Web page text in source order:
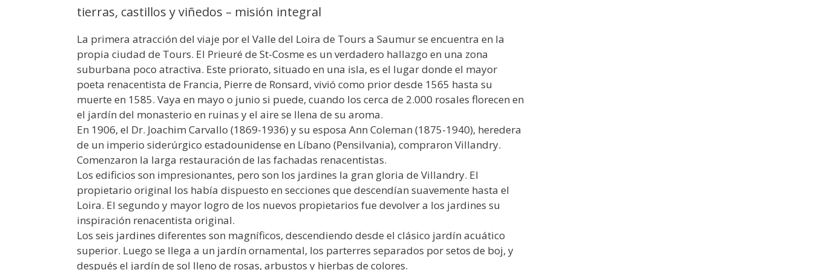
tierras, castillos y viñedos – misión integral
La primera atracción del viaje por el Valle del Loira de Tours a Saumur se encuentra en la
propia ciudad de Tours. El Prieuré de St-Cosme es un verdadero hallazgo en una zona
suburbana poco atractiva. Este priorato, situado en una isla, es el lugar donde el mayor
poeta renacentista de Francia, Pierre de Ronsard, vivió como prior desde 1565 hasta su
muerte en 1585. Vaya en mayo o junio si puede, cuando los cerca de 2.000 rosales florecen en
el jardín del monasterio en ruinas y el aire se llena de su aroma.
En 1906, el Dr. Joachim Carvallo (1869-1936) y su esposa Ann Coleman (1875-1940), heredera
de un imperio siderúrgico estadounidense en Líbano (Pensilvania), compraron Villandry.
Comenzaron la larga restauración de las fachadas renacentistas.
Los edificios son impresionantes, pero son los jardines la gran gloria de Villandry. El
propietario original los había dispuesto en secciones que descendían suavemente hasta el
Loira. El segundo y mayor logro de los nuevos propietarios fue devolver a los jardines su
inspiración renacentista original.
Los seis jardines diferentes son magníficos, descendiendo desde el clásico jardín acuático
superior. Luego se llega a un jardín ornamental, los parterres separados por setos de boj, y
después el jardín de sol lleno de rosas, arbustos y hierbas de colores.